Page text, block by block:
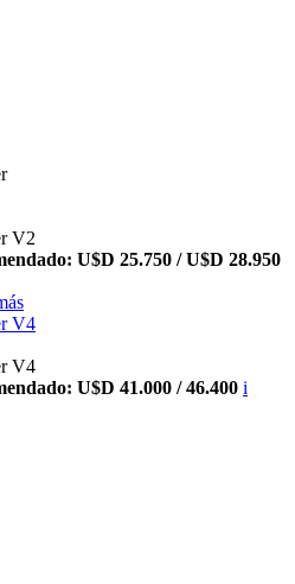
V2
U$D 25.750 / U$D 28.950
V4
V4
U$D 41.000 / 46.400 i